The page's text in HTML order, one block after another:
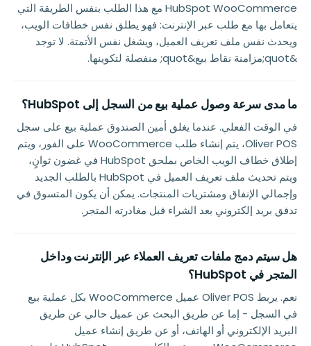
HubSpot WooCommerce مع هذا الطلب بنفس الطريقة التي
يتعامل بها مع طلب عبر الإنترنت: فهو يطلق نفس خطافات الويب،
ويحدث نفس ملف تعريف العميل، ويشغل نفس الأتمتة. لا توجد
&quot;مزامنة نقاط بيع&quot; منفصلة لتكوينها.
ما مدى سرعة وصول عملية بيع من السجل إلى HubSpot؟
في الوقت الفعلي. عندما يغلق أمين الصندوق عملية بيع على سجل
Oliver POS، يتم إنشاء طلب WooCommerce على الفور، ويتم
إطلاق خطاف الويب الخاص بملحق HubSpot في غضون ثوانٍ،
ويتم تحديث ملف تعريف العميل في HubSpot بالطلب الجديد
وإجمالي الإنفاق ومشتريات المنتجات. يمكن أن يكون المتسوق في
تدفق بريد إلكتروني بعد الشراء قبل مغادرته المتجر.
هل سيتم دمج ملفات تعريف العملاء عبر الإنترنت وداخل
المتجر في HubSpot؟
نعم. يربط Oliver POS عميل WooCommerce بكل عملية بيع
في السجل - إما عن طريق البحث عن عميل حالي عن طريق
البريد الإلكتروني أو الهاتف، أو عن طريق إنشاء عميل